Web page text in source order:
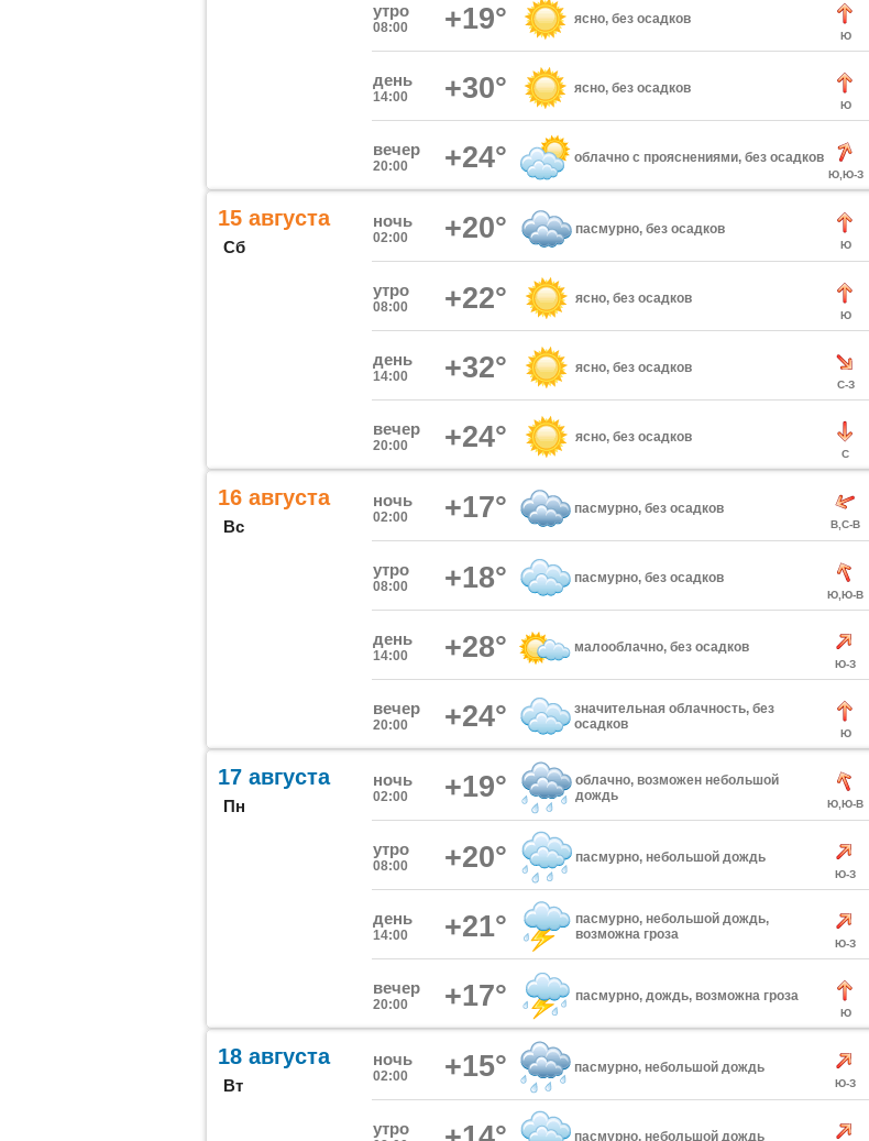
утро
08:00 +19° ясно, без осадков
Ю
день
14:00 +30° ясно, без осадков
Ю
вечер
20:00 +24° облачно с прояснениями, без осадков
Ю,Ю-З
15 августа
Сб
ночь
02:00 +20° пасмурно, без осадков
Ю
утро
08:00 +22° ясно, без осадков
Ю
день
14:00 +32° ясно, без осадков
С-З
вечер
20:00 +24° ясно, без осадков
С
16 августа
Вс
ночь
02:00 +17° пасмурно, без осадков
В,С-В
утро
08:00 +18° пасмурно, без осадков
Ю,Ю-В
день
14:00 +28° малооблачно, без осадков
Ю-З
вечер
20:00 +24°
значительная облачность, без
осадков
Ю
17 августа
Пн
ночь
02:00 +19°
облачно, возможен небольшой
дождь
Ю,Ю-В
утро
08:00 +20° пасмурно, небольшой дождь
Ю-З
день
14:00 +21°
пасмурно, небольшой дождь,
возможна гроза
Ю-З
вечер
20:00 +17° пасмурно, дождь, возможна гроза
Ю
18 августа
Вт
ночь
02:00 +15° пасмурно, небольшой дождь
Ю-З
утро пасмурно, небольшой дождь